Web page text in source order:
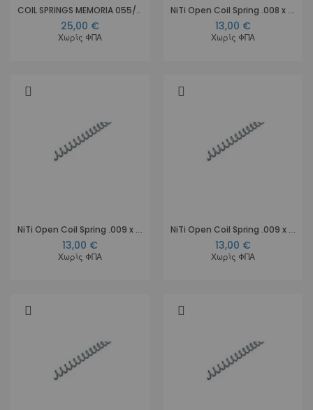
COIL SPRINGS MEMORIA 055/014 OP. Extraor. Forces
25,00 €
Χωρίς ΦΠΑ
NiTi Open Coil Spring .008 x .030, 18 cm
13,00 €
Χωρίς ΦΠΑ
NiTi Open Coil Spring .009 x .030, 18 cm
13,00 €
Χωρίς ΦΠΑ
NiTi Open Coil Spring .009 x .036, 18 cm
13,00 €
Χωρίς ΦΠΑ